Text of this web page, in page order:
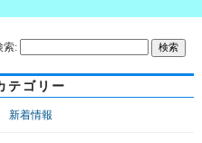
索:
テゴリー
新着情報